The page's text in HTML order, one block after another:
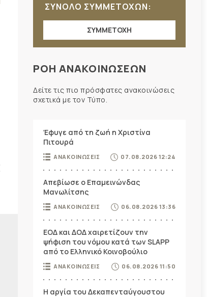
ΣΥΝΟΛΟ ΣΥΜΜΕΤΟΧΩΝ:
ΣΥΜΜΕΤΟΧΗ
ΡΟΗ ΑΝΑΚΟΙΝΩΣΕΩΝ
Δείτε τις πιο πρόσφατες ανακοινώσεις
σχετικά με τον Τύπο.
Έφυγε από τη ζωή η Χριστίνα
Πιτουρά
ΑΝΑΚΟΙΝΩΣΕΙΣ 07.08.2026 12:24
Απεβίωσε ο Επαμεινώνδας
Μανωλίτσης
ΑΝΑΚΟΙΝΩΣΕΙΣ 06.08.2026 13:36
ΕΟΔ και ΔΟΔ χαιρετίζουν την
ψήφιση του νόμου κατά των SLAPP
από το Ελληνικό Κοινοβούλιο
ΑΝΑΚΟΙΝΩΣΕΙΣ 06.08.2026 11:50
Η αργία του Δεκαπενταύγουστου